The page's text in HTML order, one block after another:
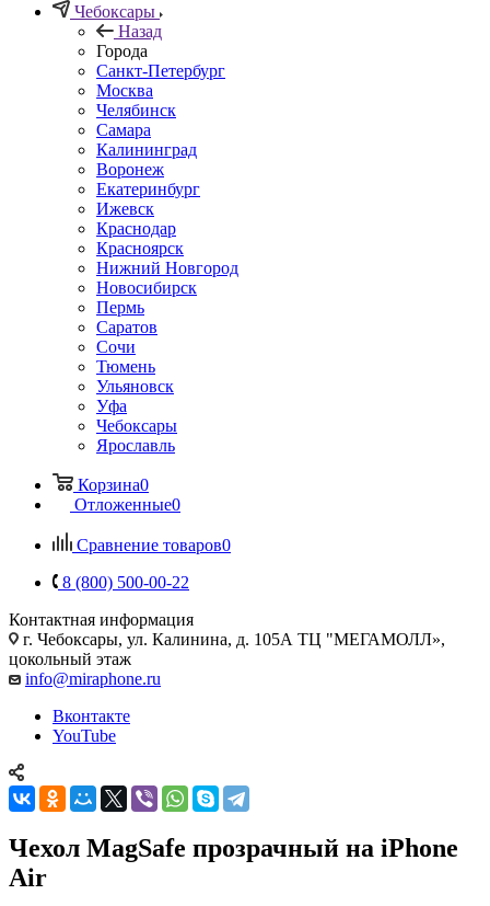
Чебоксары
Назад
Города
Санкт-Петербург
Москва
Челябинск
Самара
Калининград
Воронеж
Екатеринбург
Ижевск
Краснодар
Красноярск
Нижний Новгород
Новосибирск
Пермь
Саратов
Сочи
Тюмень
Ульяновск
Уфа
Чебоксары
Ярославль
Корзина0
Отложенные0
Сравнение товаров0
8 (800) 500-00-22
Контактная информация
г. Чебоксары, ул. Калинина, д. 105А ТЦ "МЕГАМОЛЛ»,
цокольный этаж
info@miraphone.ru
Вконтакте
YouTube
Чехол MagSafe прозрачный на iPhone
Air